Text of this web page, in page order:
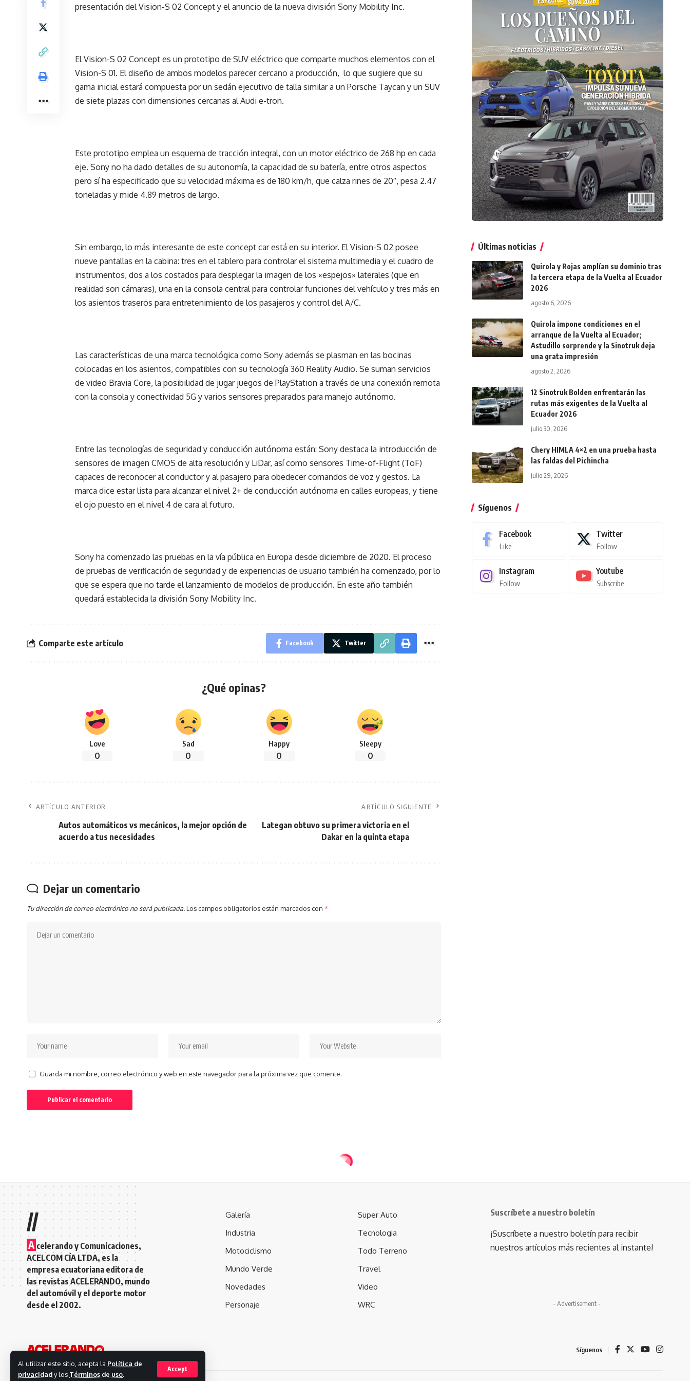
Al utilizar este sitio, acepta la Política de
privacidady los Términos de uso.
Accept
presentación del Vision-S 02 Concept y el anuncio de la nueva división Sony Mobility Inc.
El Vision-S 02 Concept es un prototipo de SUV eléctrico que comparte muchos elementos con el
Vision-S 01. El diseño de ambos modelos parecer cercano a producción, lo que sugiere que su
gama inicial estará compuesta por un sedán ejecutivo de talla similar a un Porsche Taycan y un SUV
de siete plazas con dimensiones cercanas al Audi e-tron.
Este prototipo emplea un esquema de tracción integral, con un motor eléctrico de 268 hp en cada
eje. Sony no ha dado detalles de su autonomía, la capacidad de su batería, entre otros aspectos
pero sí ha especificado que su velocidad máxima es de 180 km/h, que calza rines de 20″, pesa 2.47
toneladas y mide 4.89 metros de largo.
Sin embargo, lo más interesante de este concept car está en su interior. El Vision-S 02 posee
nueve pantallas en la cabina: tres en el tablero para controlar el sistema multimedia y el cuadro de
instrumentos, dos a los costados para desplegar la imagen de los «espejos» laterales (que en
realidad son cámaras), una en la consola central para controlar funciones del vehículo y tres más en
los asientos traseros para entretenimiento de los pasajeros y control del A/C.
Las características de una marca tecnológica como Sony además se plasman en las bocinas
colocadas en los asientos, compatibles con su tecnología 360 Reality Audio. Se suman servicios
de video Bravia Core, la posibilidad de jugar juegos de PlayStation a través de una conexión remota
con la consola y conectividad 5G y varios sensores preparados para manejo autónomo.
Entre las tecnologías de seguridad y conducción autónoma están: Sony destaca la introducción de
sensores de imagen CMOS de alta resolución y LiDar, así como sensores Time-of-Flight (ToF)
capaces de reconocer al conductor y al pasajero para obedecer comandos de voz y gestos. La
marca dice estar lista para alcanzar el nivel 2+ de conducción autónoma en calles europeas, y tiene
el ojo puesto en el nivel 4 de cara al futuro.
Sony ha comenzado las pruebas en la vía pública en Europa desde diciembre de 2020. El proceso
de pruebas de verificación de seguridad y de experiencias de usuario también ha comenzado, por lo
que se espera que no tarde el lanzamiento de modelos de producción. En este año también
quedará establecida la división Sony Mobility Inc.
Comparte este artículo Facebook Twitter
¿Qué opinas?
Love
0
Sad
0
Happy
0
Sleepy
0
ARTÍCULO ANTERIOR
Autos automáticos vs mecánicos, la mejor opción de
acuerdo a tus necesidades
ARTÍCULO SIGUIENTE
Lategan obtuvo su primera victoria en el
Dakar en la quinta etapa
Dejar un comentario
Tu dirección de correo electrónico no será publicada.Los campos obligatorios están marcados con *
Guarda mi nombre, correo electrónico y web en este navegador para la próxima vez que comente.
Últimas noticias
Quirola y Rojas amplían su dominio tras
la tercera etapa de la Vuelta al Ecuador
2026
agosto 6, 2026
Quirola impone condiciones en el
arranque de la Vuelta al Ecuador;
Astudillo sorprende y la Sinotruk deja
una grata impresión
agosto 2, 2026
12 Sinotruk Bolden enfrentarán las
rutas más exigentes de la Vuelta al
Ecuador 2026
julio 30, 2026
Chery HIMLA 4×2 en una prueba hasta
las faldas del Pichincha
julio 29, 2026
Síguenos
Facebook
Like
Twitter
Follow
Instagram
Follow
Youtube
Subscribe
//
A celerando y Comunicaciones,
ACELCOM CÍA LTDA, es la
empresa ecuatoriana editora de
las revistas ACELERANDO, mundo
del automóvil y el deporte motor
desde el 2002.
Galería
Industria
Motociclismo
Mundo Verde
Novedades
Personaje
Super Auto
Tecnologia
Todo Terreno
Travel
Video
WRC
Suscríbete a nuestro boletín
¡Suscríbete a nuestro boletín para recibir
nuestros artículos más recientes al instante!
- Advertisement -
Síguenos